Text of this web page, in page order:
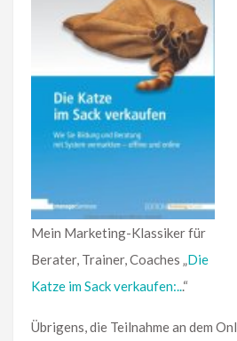
Mein Marketing-Klassiker für
Berater, Trainer, Coaches „Die
Katze im Sack verkaufen:...“
Übrigens, die Teilnahme an dem